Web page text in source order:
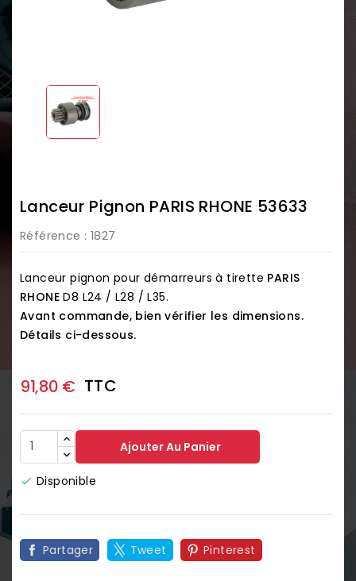
Lanceur Pignon PARIS RHONE 53633
Référence : 1827
Lanceur pignon pour démarreurs à tirette PARIS
RHONE D8 L24 / L28 / L35.
Avant commande, bien vérifier les dimensions.
Détails ci-dessous.
91,80 € TTC
Ajouter Au Panier
 Disponible
Partager Tweet Pinterest